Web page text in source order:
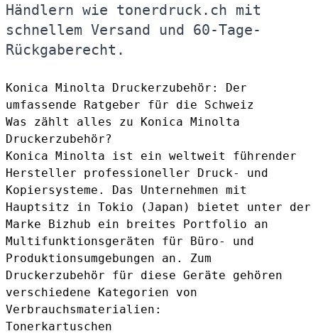
Händlern wie tonerdruck.ch mit
schnellem Versand und 60-Tage-
Rückgaberecht.
Konica Minolta Druckerzubehör: Der
umfassende Ratgeber für die Schweiz
Was zählt alles zu Konica Minolta
Druckerzubehör?
Konica Minolta ist ein weltweit führender
Hersteller professioneller Druck- und
Kopiersysteme. Das Unternehmen mit
Hauptsitz in Tokio (Japan) bietet unter der
Marke Bizhub ein breites Portfolio an
Multifunktionsgeräten für Büro- und
Produktionsumgebungen an. Zum
Druckerzubehör für diese Geräte gehören
verschiedene Kategorien von
Verbrauchsmaterialien:
Tonerkartuschen